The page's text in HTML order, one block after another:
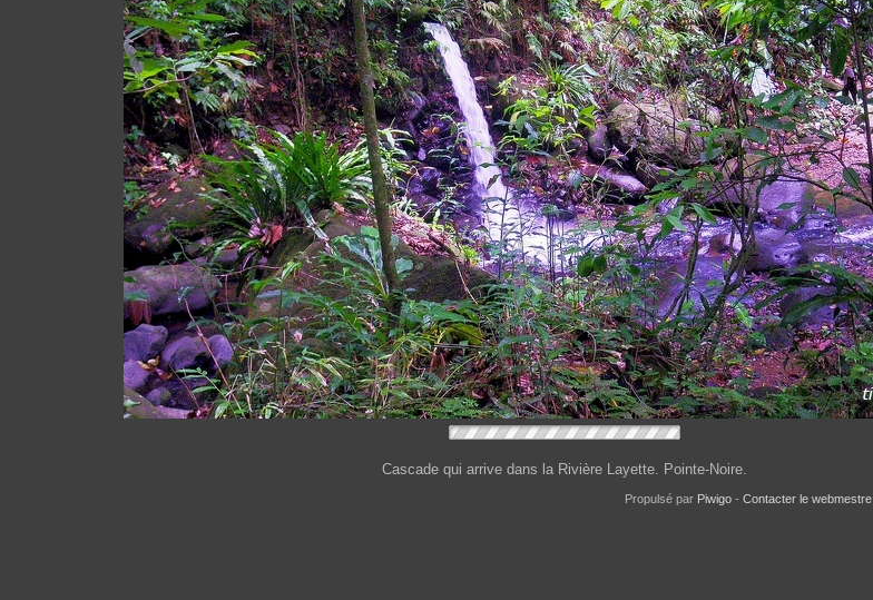
Cascade qui arrive dans la Rivière Layette. Pointe-Noire.
Propulsé par Piwigo - Contacter le webmestre